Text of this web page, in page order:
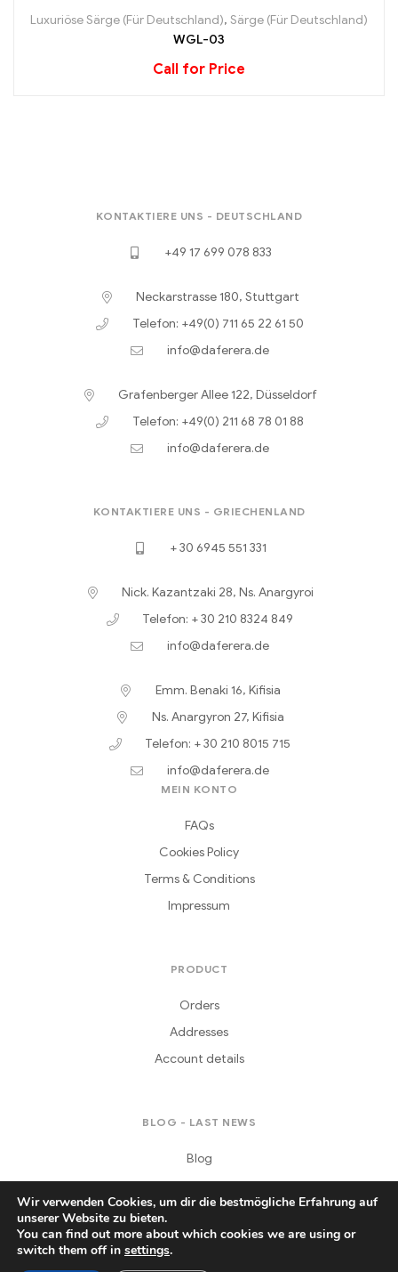
Luxuriöse Särge (Für Deutschland), Särge (Für Deutschland)
WGL-03
Call for Price
KONTAKTIERE UNS - DEUTSCHLAND
+49 17 699 078 833
Neckarstrasse 180, Stuttgart
Telefon: +49(0) 711 65 22 61 50
info@daferera.de
Grafenberger Allee 122, Düsseldorf
Telefon: +49(0) 211 68 78 01 88
info@daferera.de
KONTAKTIERE UNS - GRIECHENLAND
+ 30 6945 551 331
Nick. Kazantzaki 28, Ns. Anargyroi
Telefon: + 30 210 8324 849
info@daferera.de
Emm. Benaki 16, Kifisia
Ns. Anargyron 27, Kifisia
Telefon: + 30 210 8015 715
info@daferera.de
MEIN KONTO
FAQs
Cookies Policy
Terms & Conditions
Impressum
PRODUCT
Orders
Addresses
Account details
BLOG - LAST NEWS
Blog
Copyright © 2021Daferera
Wir verwenden Cookies, um dir die bestmögliche Erfahrung auf
unserer Website zu bieten.
You can find out more about which cookies we are using or
switch them off in settings.